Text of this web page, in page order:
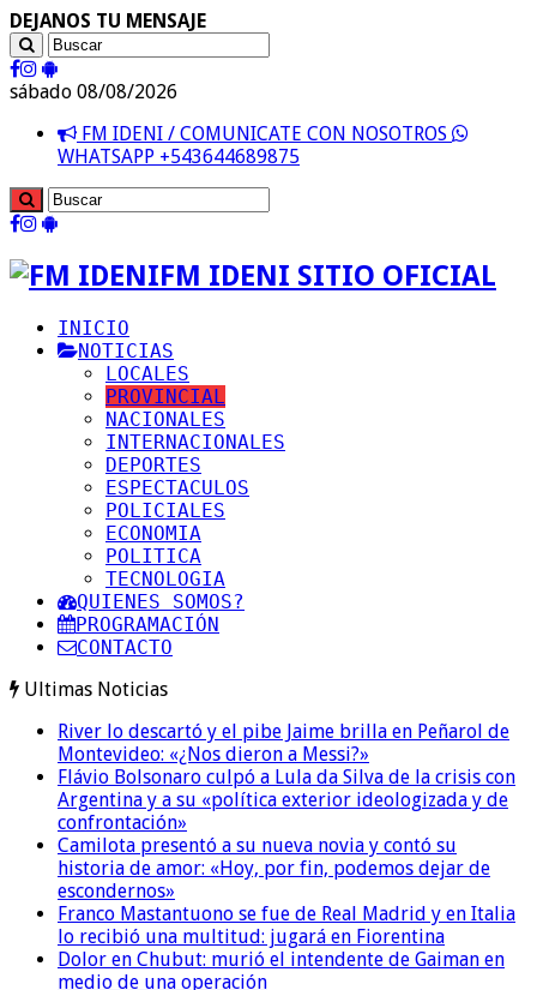
DEJANOS TU MENSAJE
sábado 08/08/2026
FM IDENI / COMUNICATE CON NOSOTROS
WHATSAPP +543644689875
FM IDENI SITIO OFICIAL
INICIO
NOTICIAS
LOCALES
PROVINCIAL
NACIONALES
INTERNACIONALES
DEPORTES
ESPECTACULOS
POLICIALES
ECONOMIA
POLITICA
TECNOLOGIA
QUIENES SOMOS?
PROGRAMACIÓN
CONTACTO
Ultimas Noticias
River lo descartó y el pibe Jaime brilla en Peñarol de
Montevideo: «¿Nos dieron a Messi?»
Flávio Bolsonaro culpó a Lula da Silva de la crisis con
Argentina y a su «política exterior ideologizada y de
confrontación»
Camilota presentó a su nueva novia y contó su
historia de amor: «Hoy, por fin, podemos dejar de
escondernos»
Franco Mastantuono se fue de Real Madrid y en Italia
lo recibió una multitud: jugará en Fiorentina
Dolor en Chubut: murió el intendente de Gaiman en
medio de una operación